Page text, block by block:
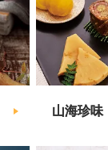
山海珍味